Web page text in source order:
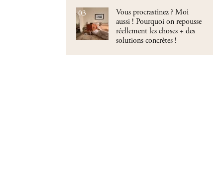
03
Vous procrastinez ? Moi
aussi ! Pourquoi on repousse
réellement les choses + des
solutions concrètes !